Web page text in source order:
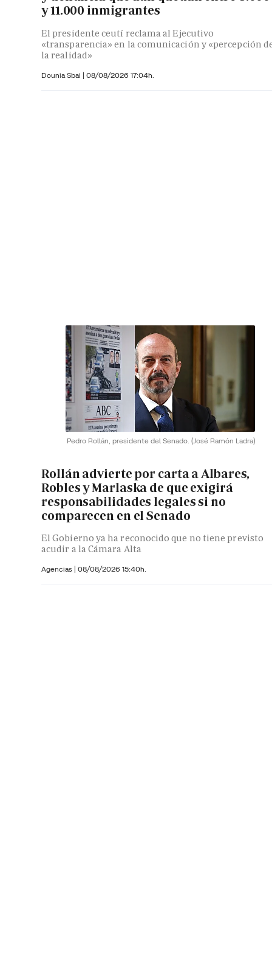
y 11.000 inmigrantes
El presidente ceutí reclama al Ejecutivo
«transparencia» en la comunicación y «percepción
la realidad»
Dounia Sbai | 08/08/2026 17:04h.
Pedro Rollán, presidente del Senado. (José Ramón Ladra)
Rollán advierte por carta a Albares,
Robles y Marlaska de que exigirá
responsabilidades legales si no
comparecen en el Senado
El Gobierno ya ha reconocido que no tiene previsto
acudir a la Cámara Alta
Agencias | 08/08/2026 15:40h.